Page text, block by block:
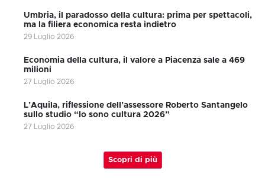
Umbria, il paradosso della cultura: prima per spettacoli,
ma la filiera economica resta indietro
29 Luglio 2026
Economia della cultura, il valore a Piacenza sale a 469
milioni
27 Luglio 2026
L’Aquila, riflessione dell’assessore Roberto Santangelo
sullo studio “Io sono cultura 2026”
27 Luglio 2026
Scopri di più